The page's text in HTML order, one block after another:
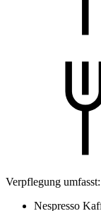
Verpflegung umfasst:
Nespresso